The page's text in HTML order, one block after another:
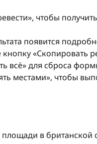
чтобы
появится
«Скопировать
всё» для сброса
местами», чтобы
в британской